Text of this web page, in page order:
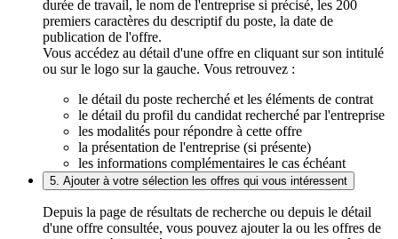
durée de travail, le nom de l'entreprise si précisé, les 200
premiers caractères du descriptif du poste, la date de
publication de l'offre.
Vous accédez au détail d'une offre en cliquant sur son intitulé
ou sur le logo sur la gauche. Vous retrouvez :
le détail du poste recherché et les éléments de contrat
le détail du profil du candidat recherché par l'entreprise
les modalités pour répondre à cette offre
la présentation de l'entreprise (si présente)
les informations complémentaires le cas échéant
5. Ajouter à votre sélection les offres qui vous intéressent
Depuis la page de résultats de recherche ou depuis le détail
d'une offre consultée, vous pouvez ajouter la ou les offres de